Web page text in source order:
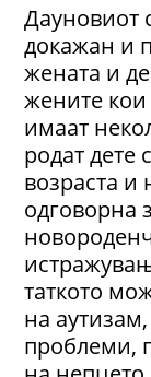
Дауновиот
докажан и
жената и
жените
имаат
родат дете
возраста и
одговорна
таткото
на
проблеми,